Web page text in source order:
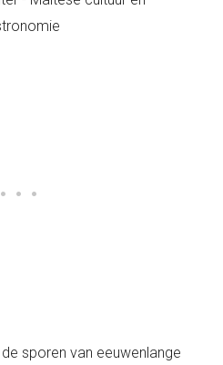
sporen van eeuwenlange